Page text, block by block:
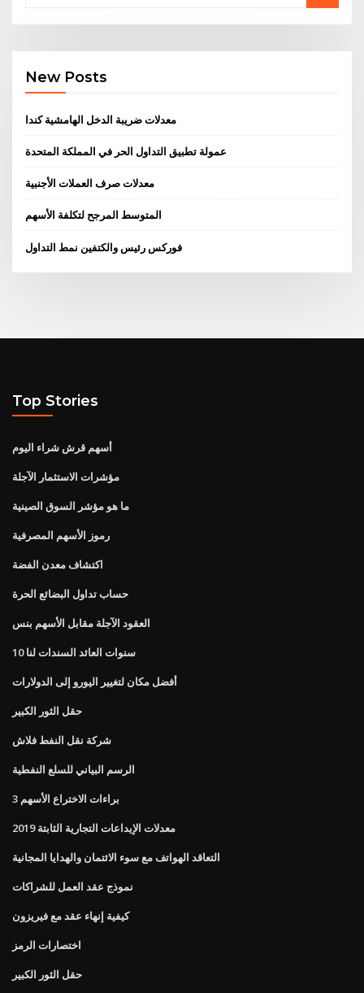
New Posts
معدلات ضريبة الدخل الهامشية كندا
عمولة تطبيق التداول الحر في المملكة المتحدة
معدلات صرف العملات الأجنبية
المتوسط ​​المرجح لتكلفة الأسهم
فوركس رئيس والكتفين نمط التداول
Top Stories
أسهم قرش شراء اليوم
مؤشرات الاستثمار الآجلة
ما هو مؤشر السوق الصينية
رموز الأسهم المصرفية
اكتشاف معدن الفضة
حساب تداول البضائع الحرة
العقود الآجلة مقابل الأسهم بنس
10 سنوات العائد السندات لنا
أفضل مكان لتغيير اليورو إلى الدولارات
حقل الثور الكبير
شركة نقل النفط فلاش
الرسم البياني للسلع النفطية
3 براءات الاختراع الأسهم
معدلات الإيداعات التجارية الثابتة 2019
التعاقد الهواتف مع سوء الائتمان والهدايا المجانية
نموذج عقد العمل للشراكات
كيفية إنهاء عقد مع فيريزون
اختصارات الرمز
حقل الثور الكبير